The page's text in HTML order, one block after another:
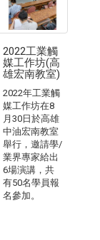
2022工業觸
媒工作坊(高
雄宏南教室)
2022年工業觸
媒工作坊在8
月30日於高雄
中油宏南教室
舉行，邀請學/
業界專家給出
6場演講，共
有50名學員報
名參加。